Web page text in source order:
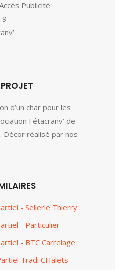
Publicité
d’un char pour les
Fétacranv’ de
Décor réalisé par nos
- Sellerie Thierry
- Particulier
- BTC Carrelage
Tradi CHalets